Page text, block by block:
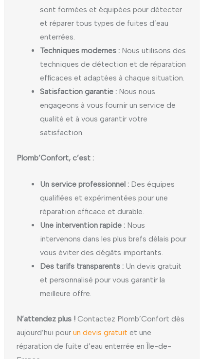
sont formées et équipées pour détecter
et réparer tous types de fuites d’eau
enterrées.
Techniques modernes : Nous utilisons des
techniques de détection et de réparation
efficaces et adaptées à chaque situation.
Satisfaction garantie : Nous nous
engageons à vous fournir un service de
qualité et à vous garantir votre
satisfaction.
Plomb’Confort, c’est :
Un service professionnel : Des équipes
qualifiées et expérimentées pour une
réparation efficace et durable.
Une intervention rapide : Nous
intervenons dans les plus brefs délais pour
vous éviter des dégâts importants.
Des tarifs transparents : Un devis gratuit
et personnalisé pour vous garantir la
meilleure offre.
N’attendez plus ! Contactez Plomb’Confort dès
aujourd’hui pour un devis gratuit et une
réparation de fuite d’eau enterrée en Île-de-